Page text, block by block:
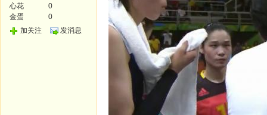
心花
0
金蛋
0
加关注
发消息